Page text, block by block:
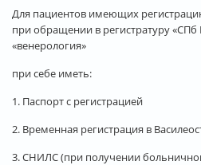
Для пациентов имеющих
при обращении в регистратуру
«венерология»
при себе иметь:
1. Паспорт с регистрацией
2. Временная регистрация в
3. СНИЛС (при получении